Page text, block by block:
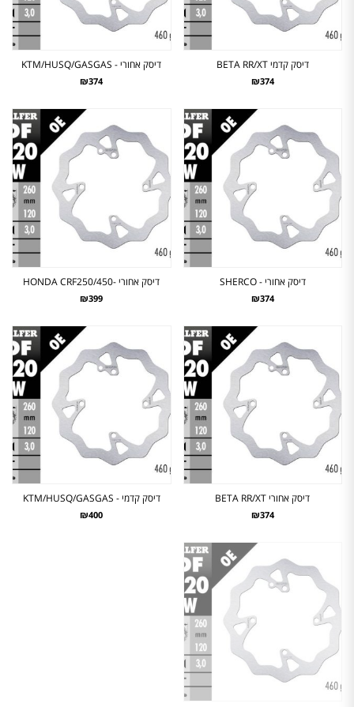
דיסק קדמי BETA RR/XT
₪374
דיסק אחורי - KTM/HUSQ/GASGAS
₪374
דיסק אחורי - SHERCO
₪374
דיסק אחורי -HONDA CRF250/450
₪399
דיסק אחורי BETA RR/XT
₪374
דיסק קדמי - KTM/HUSQ/GASGAS
₪400